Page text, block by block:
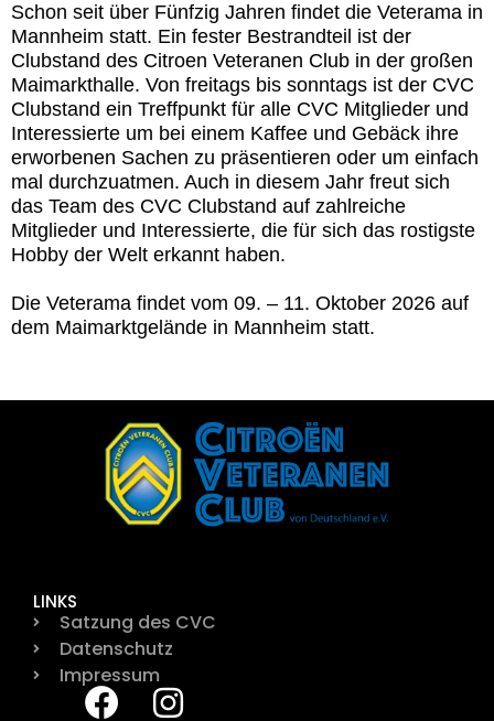
Schon seit über Fünfzig Jahren findet die Veterama in
Mannheim statt. Ein fester Bestrandteil ist der
Clubstand des Citroen Veteranen Club in der großen
Maimarkthalle. Von freitags bis sonntags ist der CVC
Clubstand ein Treffpunkt für alle CVC Mitglieder und
Interessierte um bei einem Kaffee und Gebäck ihre
erworbenen Sachen zu präsentieren oder um einfach
mal durchzuatmen. Auch in diesem Jahr freut sich
das Team des CVC Clubstand auf zahlreiche
Mitglieder und Interessierte, die für sich das rostigste
Hobby der Welt erkannt haben.
Die Veterama findet vom 09. – 11. Oktober 2026 auf
dem Maimarktgelände in Mannheim statt.
LINKS
Satzung des CVC
Datenschutz
Impressum